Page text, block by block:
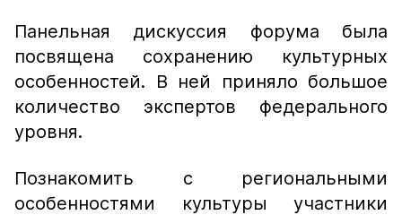
Панельная дискуссия форума была
посвящена сохранению культурных
особенностей. В ней приняло большое
количество экспертов федерального
уровня.
Познакомить с региональными
особенностями культуры участники